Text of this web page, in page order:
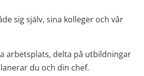
sig själv, sina kolleger och vår
arbetsplats, delta på utbildningar
du och din chef.